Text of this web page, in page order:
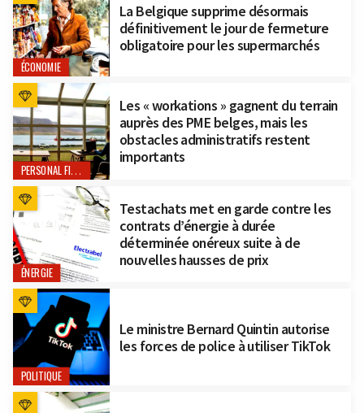
ÉCONOMIE
La Belgique supprime désormais
définitivement le jour de fermeture
obligatoire pour les supermarchés
PERSONAL FINANCE
Les « workations » gagnent du terrain
auprès des PME belges, mais les
obstacles administratifs restent
importants
ÉNERGIE
Testachats met en garde contre les
contrats d’énergie à durée
déterminée onéreux suite à de
nouvelles hausses de prix
POLITIQUE
Le ministre Bernard Quintin autorise
les forces de police à utiliser TikTok